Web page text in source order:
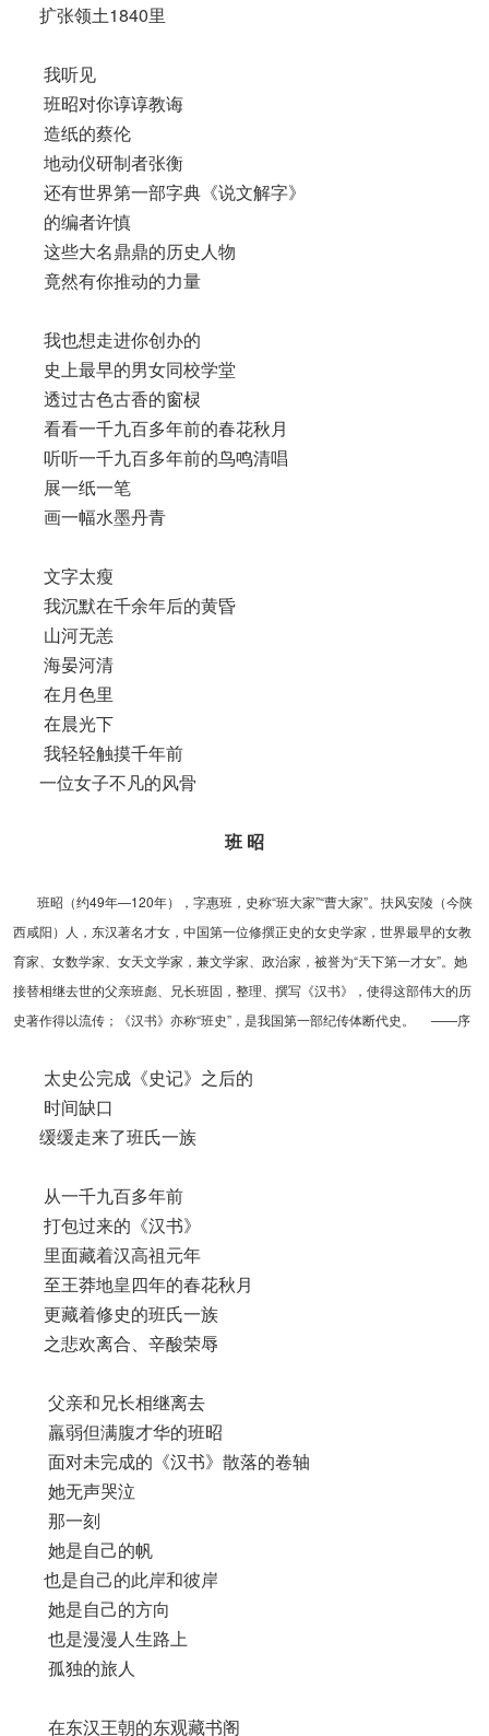
扩张领土1840里
我听见
班昭对你谆谆教诲
造纸的蔡伦
地动仪研制者张衡
还有世界第一部字典《说文解字》
的编者许慎
这些大名鼎鼎的历史人物
竟然有你推动的力量
我也想走进你创办的
史上最早的男女同校学堂
透过古色古香的窗棂
看看一千九百多年前的春花秋月
听听一千九百多年前的鸟鸣清唱
展一纸一笔
画一幅水墨丹青
文字太瘦
我沉默在千余年后的黄昏
山河无恙
海晏河清
在月色里
在晨光下
我轻轻触摸千年前
一位女子不凡的风骨
班 昭
班昭（约49年—120年），字惠班，史称“班大家”“曹大家”。扶风安陵（今陕
西咸阳）人，东汉著名才女，中国第一位修撰正史的女史学家，世界最早的女教
育家、女数学家、女天文学家，兼文学家、政治家，被誉为“天下第一才女”。她
接替相继去世的父亲班彪、兄长班固，整理、撰写《汉书》，使得这部伟大的历
史著作得以流传；《汉书》亦称“班史”，是我国第一部纪传体断代史。 ——序
太史公完成《史记》之后的
时间缺口
缓缓走来了班氏一族
从一千九百多年前
打包过来的《汉书》
里面藏着汉高祖元年
至王莽地皇四年的春花秋月
更藏着修史的班氏一族
之悲欢离合、辛酸荣辱
父亲和兄长相继离去
羸弱但满腹才华的班昭
面对未完成的《汉书》散落的卷轴
她无声哭泣
那一刻
她是自己的帆
也是自己的此岸和彼岸
她是自己的方向
也是漫漫人生路上
孤独的旅人
在东汉王朝的东观藏书阁